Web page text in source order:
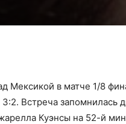
Мексикой в матче 1/8
Встреча запомнилась
Куэнсы на 52-й